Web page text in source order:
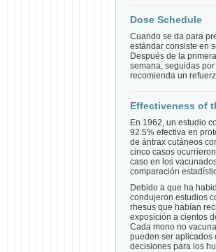
Dose Schedule
Cuando se da para
estándar consiste en
Después de la
semana, seguidas
recomienda un
Effectiveness of
En 1962, un estudio
92.5% efectiva en
de ántrax cutáneos
cinco casos
caso en los
comparación
Debido a que ha
condujeron estudios
rhesus que habían
exposición a cientos
Cada mono no
pueden ser aplicados
decisiones para los